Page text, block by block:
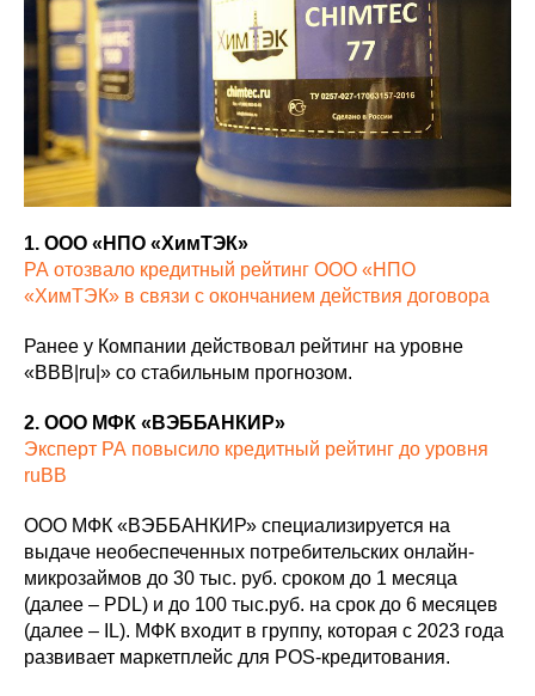
1. ООО «НПО «ХимТЭК»
РА отозвало кредитный рейтинг ООО «НПО
«ХимТЭК» в связи с окончанием действия договора
Ранее у Компании действовал рейтинг на уровне
«BBB|ru|» со стабильным прогнозом.
2. ООО МФК «ВЭББАНКИР»
Эксперт РА повысило кредитный рейтинг до уровня
ruBB
ООО МФК «ВЭББАНКИР» специализируется на
выдаче необеспеченных потребительских онлайн-
микрозаймов до 30 тыс. руб. сроком до 1 месяца
(далее – PDL) и до 100 тыс.руб. на срок до 6 месяцев
(далее – IL). МФК входит в группу, которая с 2023 года
развивает маркетплейс для POS-кредитования.